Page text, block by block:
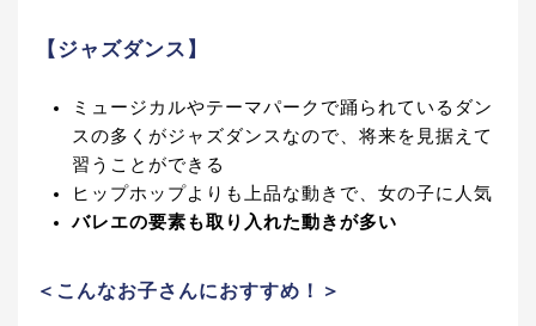
【ジャズダンス】
ミュージカルやテーマパークで踊られているダン
スの多くがジャズダンスなので、将来を見据えて
習うことができる
ヒップホップよりも上品な動きで、女の子に人気
バレエの要素も取り入れた動きが多い
＜こんなお子さんにおすすめ！＞